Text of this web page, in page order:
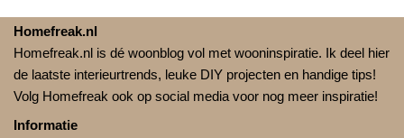
Homefreak.nl
Homefreak.nl is dé woonblog vol met wooninspiratie. Ik deel hier
de laatste interieurtrends, leuke DIY projecten en handige tips!
Volg Homefreak ook op social media voor nog meer inspiratie!
Informatie